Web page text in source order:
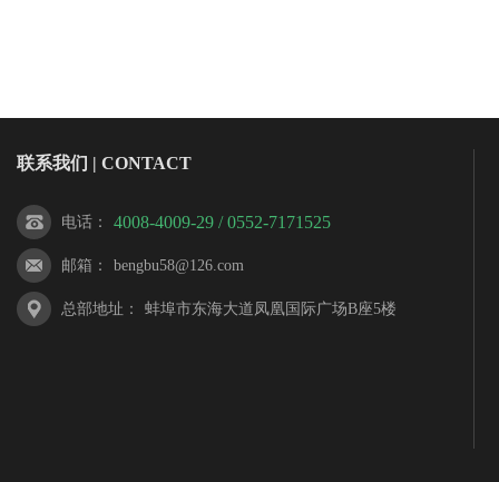
联系我们 | CONTACT
电话 ： 4008-4009-29 / 0552-7171525
邮箱 ： bengbu58@126.com
总部地址 ： 蚌埠市东海大道凤凰国际广场B座5楼